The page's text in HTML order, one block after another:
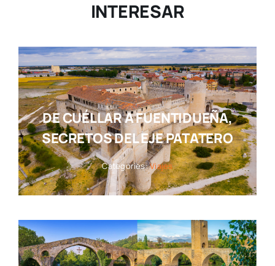
INTERESAR
DE CUÉLLAR A FUENTIDUEÑA,
SECRETOS DEL EJE PATATERO
Categories:Viajes